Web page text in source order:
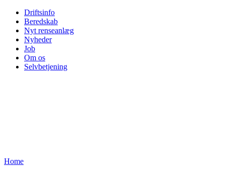
Driftsinfo
Beredskab
Nyt renseanlæg
Nyheder
Job
Om os
Selvbetjening
Home